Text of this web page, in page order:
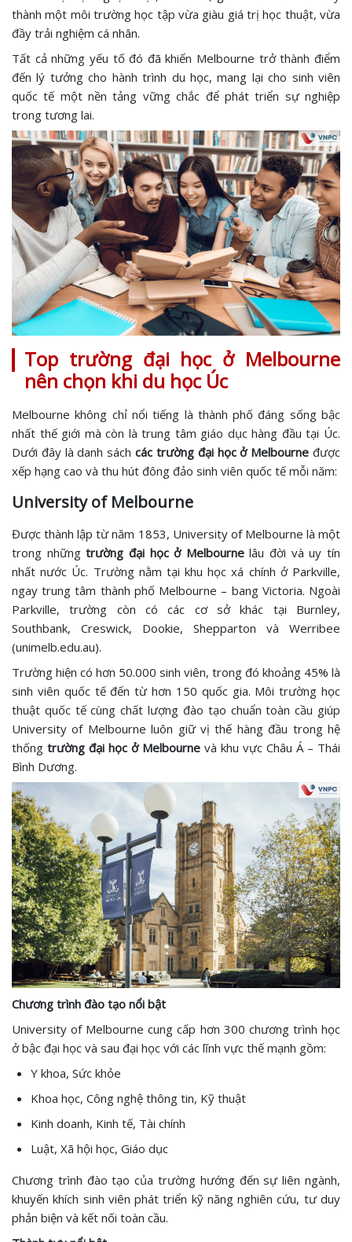
thành một môi trường học tập vừa giàu giá trị học thuật, vừa
đầy trải nghiệm cá nhân.
Tất cả những yếu tố đó đã khiến Melbourne trở thành điểm
đến lý tưởng cho hành trình du học, mang lại cho sinh viên
quốc tế một nền tảng vững chắc để phát triển sự nghiệp
trong tương lai.
Top trường đại học ở Melbourne
nên chọn khi du học Úc
Melbourne không chỉ nổi tiếng là thành phố đáng sống bậc
nhất thế giới mà còn là trung tâm giáo dục hàng đầu tại Úc.
Dưới đây là danh sách các trường đại học ở Melbourne được
xếp hạng cao và thu hút đông đảo sinh viên quốc tế mỗi năm:
University of Melbourne
Được thành lập từ năm 1853, University of Melbourne là một
trong nhữngtrường đại học ở Melbournelâu đời và uy tín
nhất nước Úc. Trường nằm tại khu học xá chính ở Parkville,
ngay trung tâm thành phố Melbourne – bang Victoria. Ngoài
Parkville, trường còn có các cơ sở khác tại Burnley,
Southbank, Creswick, Dookie, Shepparton và Werribee
(unimelb.edu.au).
Trường hiện có hơn 50.000 sinh viên, trong đó khoảng 45% là
sinh viên quốc tế đến từ hơn 150 quốc gia. Môi trường học
thuật quốc tế cùng chất lượng đào tạo chuẩn toàn cầu giúp
University of Melbourne luôn giữ vị thế hàng đầu trong hệ
thống trường đại học ở Melbourne và khu vực Châu Á – Thái
Bình Dương.
Chương trình đào tạo nổi bật
University of Melbourne cung cấp hơn 300 chương trình học
ở bậc đại học và sau đại học với các lĩnh vực thế mạnh gồm:
Y khoa, Sức khỏe
Khoa học, Công nghệ thông tin, Kỹ thuật
Kinh doanh, Kinh tế, Tài chính
Luật, Xã hội học, Giáo dục
Chương trình đào tạo của trường hướng đến sự liên ngành,
khuyến khích sinh viên phát triển kỹ năng nghiên cứu, tư duy
phản biện và kết nối toàn cầu.